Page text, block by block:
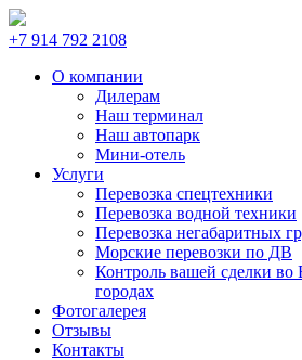
+7 914 792 2108
О компании
Дилерам
Наш терминал
Наш автопарк
Мини-отель
Услуги
Перевозка спецтехники
Перевозка водной техники
Перевозка негабаритных
Морские перевозки по ДВ
Контроль вашей сделки во
городах
Фотогалерея
Отзывы
Контакты